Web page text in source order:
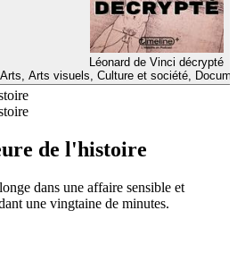
Léonard de Vinci décrypté
Arts, Arts visuels, Culture et société,
de l'histoire
dans une affaire sensible et
une vingtaine de minutes.